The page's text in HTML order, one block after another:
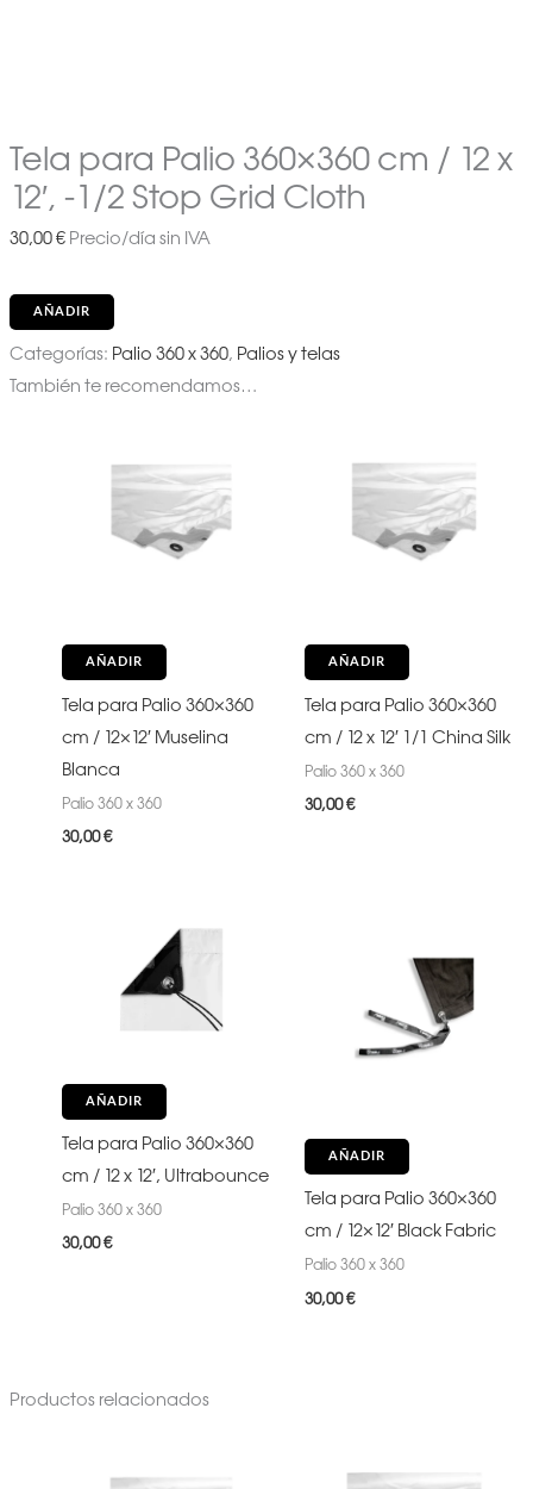
Tela para Palio 360×360 cm / 12 x
12′, -1/2 Stop Grid Cloth
30,00€ Precio/día sin IVA
AÑADIR
Categorías: Palio 360 x 360, Palios y telas
También te recomendamos…
AÑADIR
Tela para Palio 360×360
cm / 12×12′ Muselina
Blanca
Palio 360 x 360
30,00€
AÑADIR
Tela para Palio 360×360
cm / 12 x 12′ 1/1 China Silk
Palio 360 x 360
30,00€
AÑADIR
Tela para Palio 360×360
cm / 12 x 12′, Ultrabounce
Palio 360 x 360
30,00€
AÑADIR
Tela para Palio 360×360
cm / 12×12′ Black Fabric
Palio 360 x 360
30,00€
Productos relacionados